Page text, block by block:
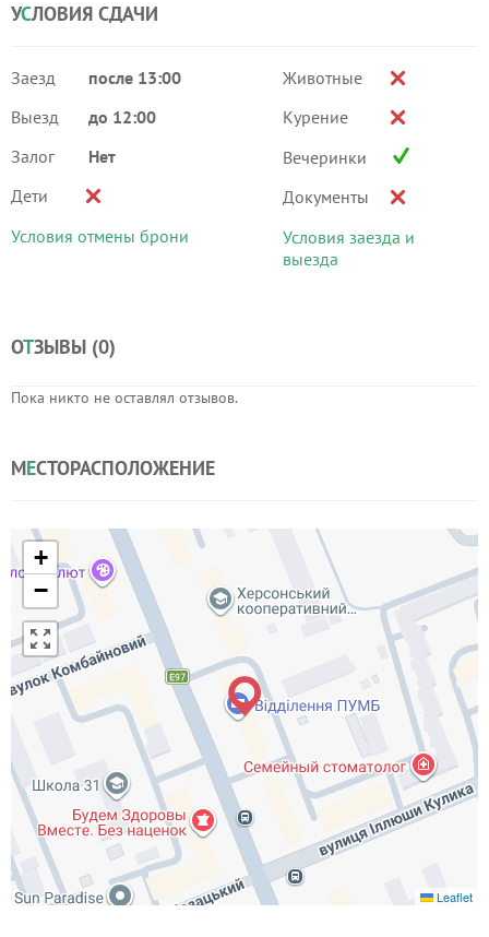
УСЛОВИЯ СДАЧИ
Заезд
после 13:00
Выезд
до 12:00
Залог
Нет
Дети
Условия отмены брони
Животные
Курение
Вечеринки
Документы
Условия заезда и
выезда
ОТЗЫВЫ (0)
Пока никто не оставлял отзывов.
МЕСТОРАСПОЛОЖЕНИЕ
+
−
Leaflet